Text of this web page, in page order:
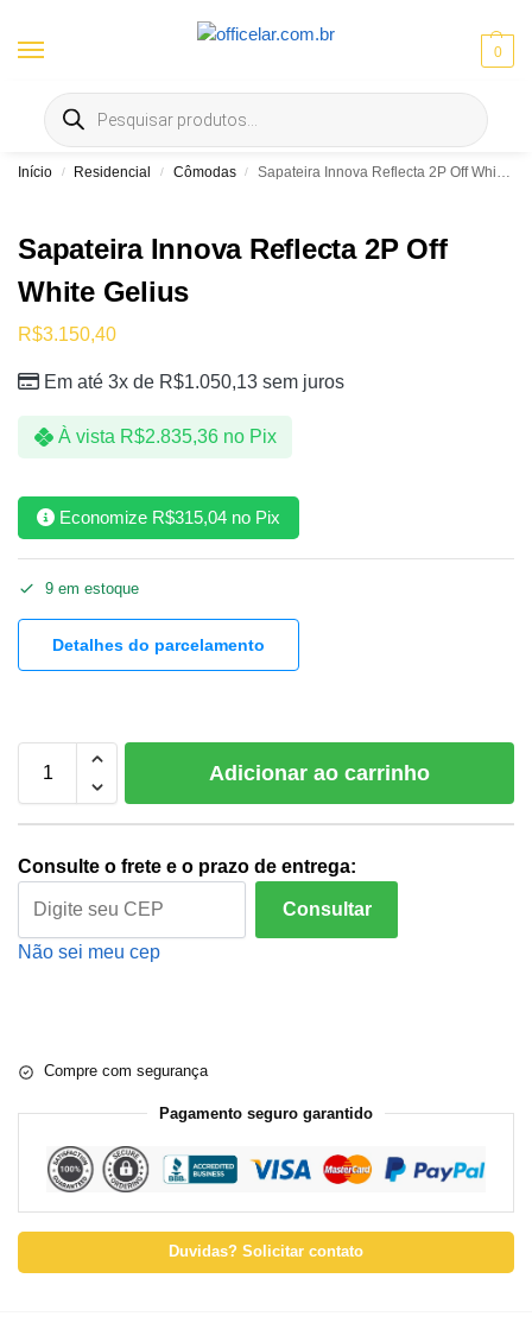
0
Entrega gratis em Goiânia e Aparecida | ⚡ 10% OFF no Pix
Início / Residencial / Cômodas / Sapateira Innova Reflecta 2P Off White Gelius
Sapateira Innova Reflecta 2P Off
White Gelius
R$3.150,40
À vista R$2.835,36 no Pix
Em até 3x de R$1.050,13 sem juros
Economize R$315,04 no Pix
9 em estoque
Detalhes do parcelamento
Adicionar ao carrinho
Consulte o frete e o prazo de entrega:
Consultar
Não sei meu cep
Compre com segurança
Pagamento seguro garantido
Duvidas? Solicitar contato